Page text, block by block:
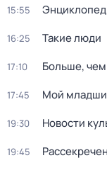
15:55
16:25 Такие люди
17:10 Больше,
17:45 Мой
19:30 Новости
19:45